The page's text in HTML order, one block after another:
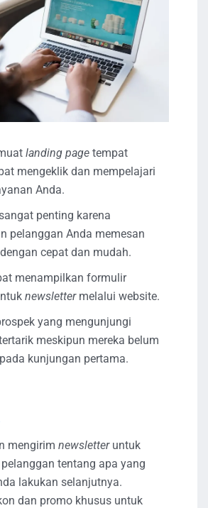
landing page tempat
mengeklik dan mempelajari
Anda.
penting karena
pelanggan Anda memesan
cepat dan mudah.
menampilkan formulir
newslettermelalui website.
yang mengunjungi
meskipun mereka belum
kunjungan pertama.
mengirim newsletteruntuk
tentang apa yang
lakukan selanjutnya.
dan promo khusus untuk